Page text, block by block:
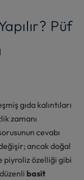
Püf
gıda kalıntıları
zamanı
cevabı
ancak doğal
piyroliz özelliği gibi
basit